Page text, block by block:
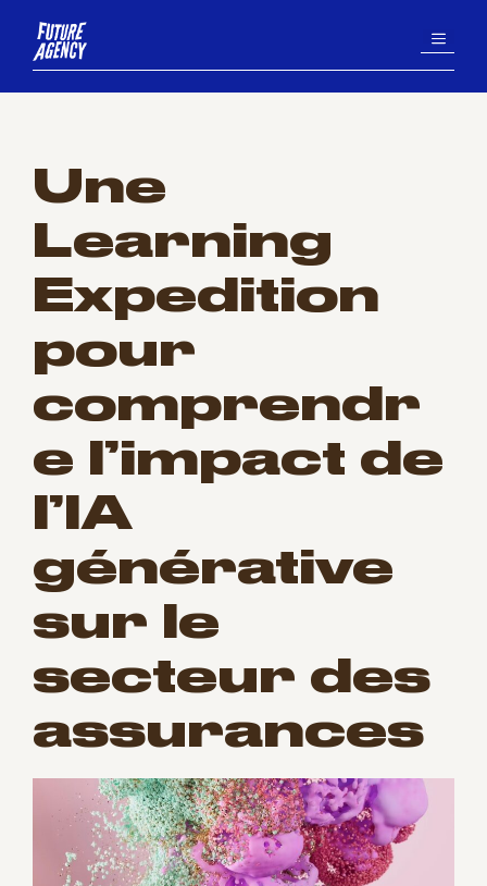
contenu
MENU
Une
Learning
Expedition
pour
comprendr
e l’impact de
l’IA
générative
sur le
secteur des
assurances